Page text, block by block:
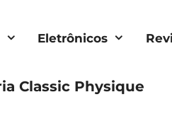
Eletrônicos
Classic Physique